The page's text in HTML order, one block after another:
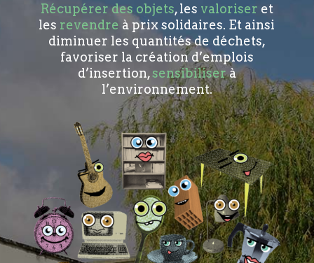
Récupérer des objets, les valoriser et
les revendre à prix solidaires. Et ainsi
diminuer les quantités de déchets,
favoriser la création d’emplois
d’insertion,sensibiliserà
l’environnement.